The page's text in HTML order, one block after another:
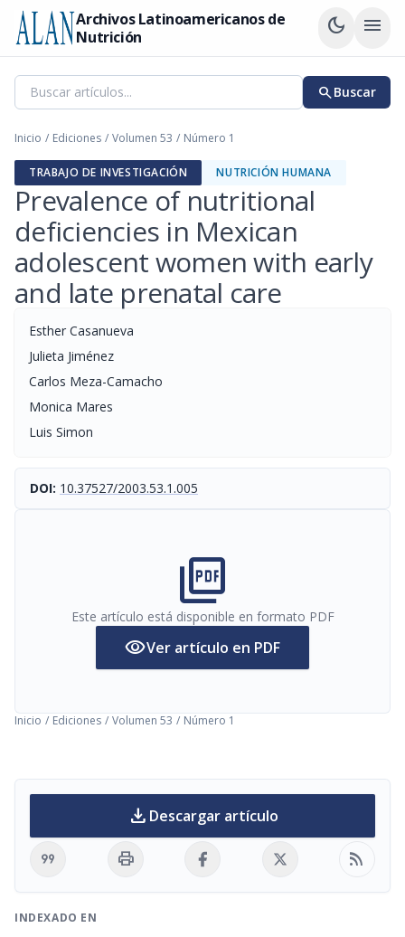
Archivos Latinoamericanos de
Nutrición
dark_mode menu
searchBuscar
Inicio / Ediciones / Volumen 53 / Número 1
TRABAJO DE INVESTIGACIÓN NUTRICIÓN HUMANA
Prevalence of nutritional
deficiencies in Mexican
adolescent women with early
and late prenatal care
Esther Casanueva
Julieta Jiménez
Carlos Meza-Camacho
Monica Mares
Luis Simon
DOI: 10.37527/2003.53.1.005
picture_as_pdf
Este artículo está disponible en formato PDF
visibilityVer artículo en PDF
Inicio / Ediciones / Volumen 53 / Número 1
download Descargar artículo
format_quote print rss_feed
INDEXADO EN